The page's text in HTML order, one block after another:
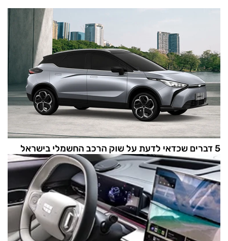
5 דברים שכדאי לדעת על שוק הרכב החשמלי בישראל